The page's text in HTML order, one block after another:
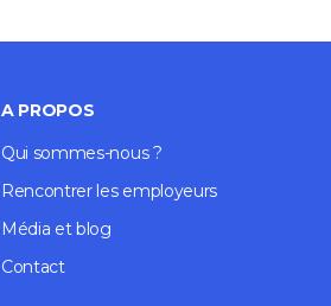
A PROPOS
Qui sommes-nous ?
Rencontrer les employeurs
Média et blog
Contact